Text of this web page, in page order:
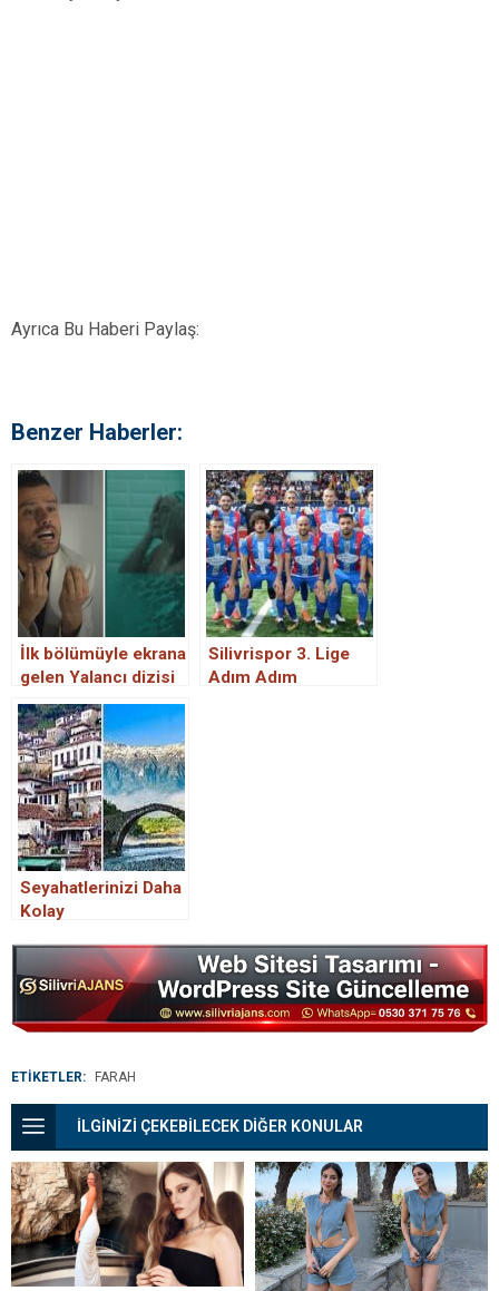
Ayrıca Bu Haberi Paylaş:
Benzer Haberler:
İlk bölümüyle ekrana
gelen Yalancı dizisi
Twitter’ı kasıp
kavurdu! Burçin
Terzioğlu ve Salih
Bademci’nin
oyunculuğu alkış
topladı
Silivrispor 3. Lige
Adım Adım
Seyahatlerinizi Daha
Kolay
İçin Balkan Turuna
Çıkacaklara Adım
Adım Gezi
Tavsiyeleri
ETİKETLER: FARAH
İLGİNİZİ ÇEKEBİLECEK DİĞER KONULAR